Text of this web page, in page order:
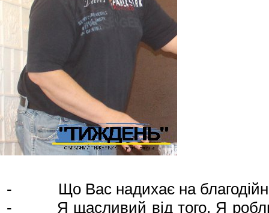
- Що Вас надихає на
- Я щасливий від того. Я роблю